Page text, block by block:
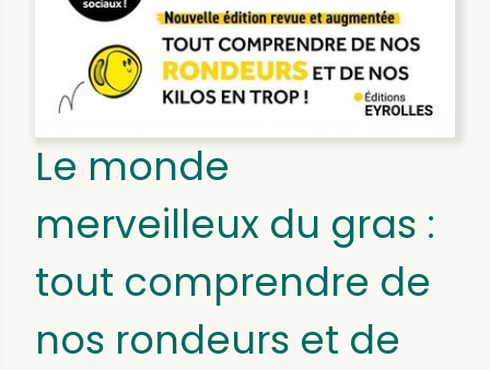
Le monde
merveilleux du gras :
tout comprendre de
nos rondeurs et de